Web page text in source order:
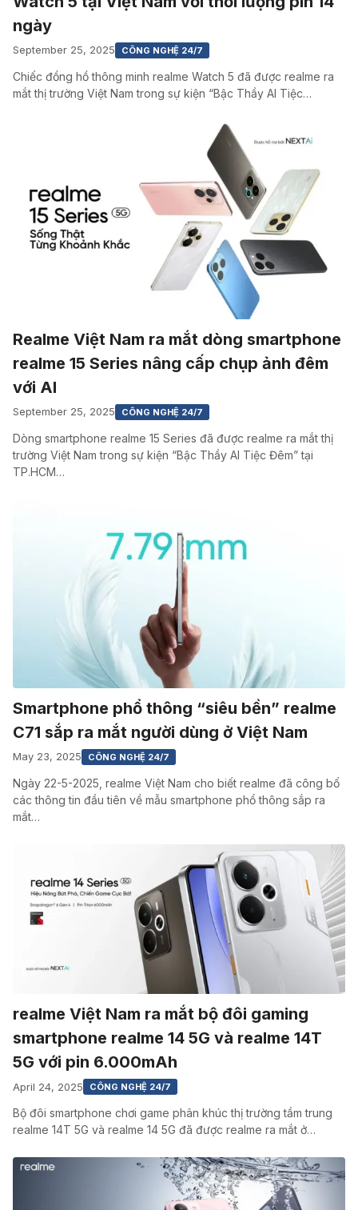
ngày
September 25, 2025 CÔNG NGHỆ 24/7
Chiếc đồng hồ thông minh realme Watch 5 đã được realme ra
mắt thị trường Việt Nam trong sự kiện “Bậc Thầy AI Tiệc…
Realme Việt Nam ra mắt dòng smartphone
realme 15 Series nâng cấp chụp ảnh đêm
với AI
September 25, 2025 CÔNG NGHỆ 24/7
Dòng smartphone realme 15 Series đã được realme ra mắt thị
trường Việt Nam trong sự kiện “Bậc Thầy AI Tiệc Đêm” tại
TP.HCM…
Smartphone phổ thông “siêu bền” realme
C71 sắp ra mắt người dùng ở Việt Nam
May 23, 2025 CÔNG NGHỆ 24/7
Ngày 22-5-2025, realme Việt Nam cho biết realme đã công bố
các thông tin đầu tiên về mẫu smartphone phổ thông sắp ra
mắt…
realme Việt Nam ra mắt bộ đôi gaming
smartphone realme 14 5G và realme 14T
5G với pin 6.000mAh
April 24, 2025 CÔNG NGHỆ 24/7
Bộ đôi smartphone chơi game phân khúc thị trường tầm trung
realme 14T 5G và realme 14 5G đã được realme ra mắt ở…